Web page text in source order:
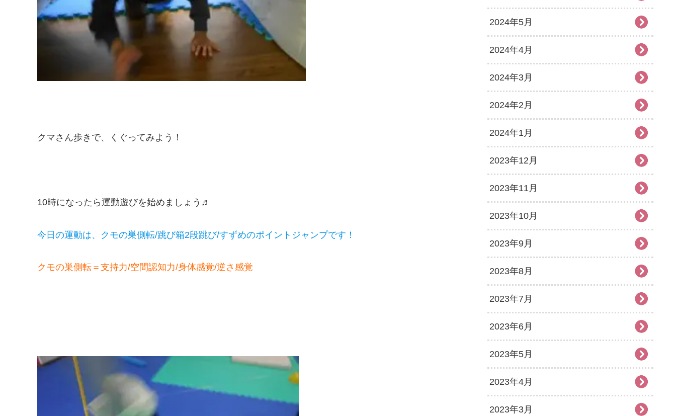
クマさん歩きで、くぐってみよう！
10時になったら運動遊びを始めましょう♬
今日の運動は、クモの巣側転/跳び箱2段跳び/すずめのポイントジャンプです！
クモの巣側転＝支持力/空間認知力/身体感覚/逆さ感覚
2024年5月
2024年4月
2024年3月
2024年2月
2024年1月
2023年12月
2023年11月
2023年10月
2023年9月
2023年8月
2023年7月
2023年6月
2023年5月
2023年4月
2023年3月